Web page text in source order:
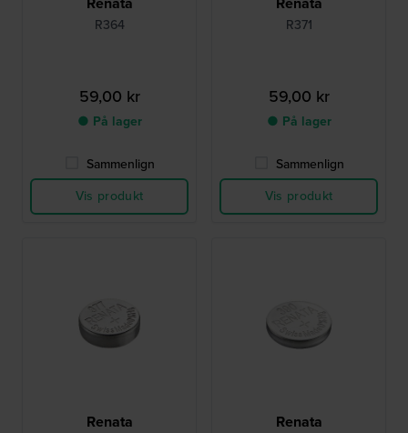
R364
59,00 kr
● På lager
Sammenlign
Vis produkt
R371
59,00 kr
● På lager
Sammenlign
Vis produkt
Renata Renata